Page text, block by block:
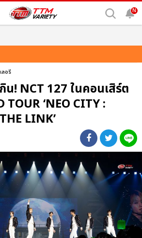
N
ลอรี
น! NCT 127 ในคอนเสิร์ต
‘NEO CITY :
LINK’